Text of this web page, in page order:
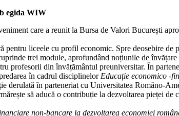
egida WIW
care a reunit la Bursa de Valori București
pentru liceele cu profil economic. Spre deosebire
trei module, aprofundând noțiunile de
profesorii din învățământul preuniversitar. În
în cadrul disciplinelor Educație economico -
derulată în parteneriat cu Universitatea Româno-
să aducă o contribuție la dezvoltarea pieței
non-bancare la dezvoltarea economiei